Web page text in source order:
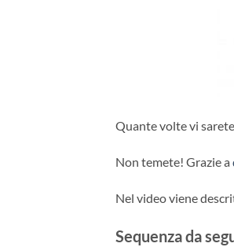
Quante volte vi
Non temete! Grazie a
Nel video viene
Sequenza da